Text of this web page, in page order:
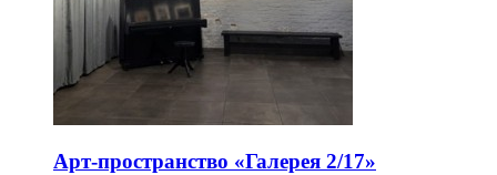
Арт-пространство «Галерея 2/17»